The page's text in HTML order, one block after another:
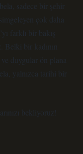
sadece bir şehir
çok daha
farklı bir bakış
bir kadının
duygular ön plana
yalnızca tarihi bir
bekliyoruz!